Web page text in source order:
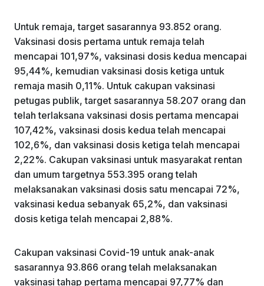
Untuk remaja, target sasarannya 93.852 orang.
Vaksinasi dosis pertama untuk remaja telah
mencapai 101,97%, vaksinasi dosis kedua mencapai
95,44%, kemudian vaksinasi dosis ketiga untuk
remaja masih 0,11%. Untuk cakupan vaksinasi
petugas publik, target sasarannya 58.207 orang dan
telah terlaksana vaksinasi dosis pertama mencapai
107,42%, vaksinasi dosis kedua telah mencapai
102,6%, dan vaksinasi dosis ketiga telah mencapai
2,22%. Cakupan vaksinasi untuk masyarakat rentan
dan umum targetnya 553.395 orang telah
melaksanakan vaksinasi dosis satu mencapai 72%,
vaksinasi kedua sebanyak 65,2%, dan vaksinasi
dosis ketiga telah mencapai 2,88%.
Cakupan vaksinasi Covid-19 untuk anak-anak
sasarannya 93.866 orang telah melaksanakan
vaksinasi tahap pertama mencapai 97,77% dan